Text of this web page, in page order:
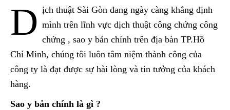
D ịch thuật Sài Gòn đang ngày càng khẳng định
mình trên lĩnh vực dịch thuật công chứng công
chứng , sao y bản chính trên địa bàn TP.Hồ
Chí Minh, chúng tôi luôn tâm niệm thành công của
công ty là đạt được sự hài lòng và tin tưởng của khách
hàng.
Sao y bản chính là gì ?